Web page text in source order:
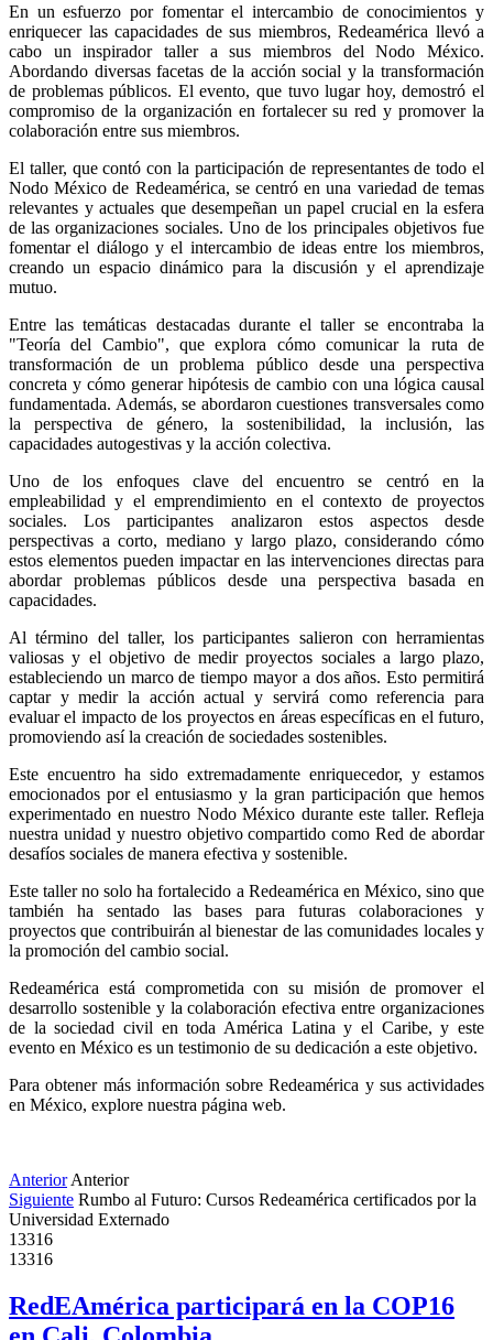
En un esfuerzo por fomentar el intercambio de conocimientos y
enriquecer las capacidades de sus miembros, Redeamérica llevó a
cabo un inspirador taller a sus miembros del Nodo México.
Abordando diversas facetas de la acción social y la transformación
de problemas públicos. El evento, que tuvo lugar hoy, demostró el
compromiso de la organización en fortalecer su red y promover la
colaboración entre sus miembros.
El taller, que contó con la participación de representantes de todo el
Nodo México de Redeamérica, se centró en una variedad de temas
relevantes y actuales que desempeñan un papel crucial en la esfera
de las organizaciones sociales. Uno de los principales objetivos fue
fomentar el diálogo y el intercambio de ideas entre los miembros,
creando un espacio dinámico para la discusión y el aprendizaje
mutuo.
Entre las temáticas destacadas durante el taller se encontraba la
"Teoría del Cambio", que explora cómo comunicar la ruta de
transformación de un problema público desde una perspectiva
concreta y cómo generar hipótesis de cambio con una lógica causal
fundamentada. Además, se abordaron cuestiones transversales como
la perspectiva de género, la sostenibilidad, la inclusión, las
capacidades autogestivas y la acción colectiva.
Uno de los enfoques clave del encuentro se centró en la
empleabilidad y el emprendimiento en el contexto de proyectos
sociales. Los participantes analizaron estos aspectos desde
perspectivas a corto, mediano y largo plazo, considerando cómo
estos elementos pueden impactar en las intervenciones directas para
abordar problemas públicos desde una perspectiva basada en
capacidades.
Al término del taller, los participantes salieron con herramientas
valiosas y el objetivo de medir proyectos sociales a largo plazo,
estableciendo un marco de tiempo mayor a dos años. Esto permitirá
captar y medir la acción actual y servirá como referencia para
evaluar el impacto de los proyectos en áreas específicas en el futuro,
promoviendo así la creación de sociedades sostenibles.
Este encuentro ha sido extremadamente enriquecedor, y estamos
emocionados por el entusiasmo y la gran participación que hemos
experimentado en nuestro Nodo México durante este taller. Refleja
nuestra unidad y nuestro objetivo compartido como Red de abordar
desafíos sociales de manera efectiva y sostenible.
Este taller no solo ha fortalecido a Redeamérica en México, sino que
también ha sentado las bases para futuras colaboraciones y
proyectos que contribuirán al bienestar de las comunidades locales y
la promoción del cambio social.
Redeamérica está comprometida con su misión de promover el
desarrollo sostenible y la colaboración efectiva entre organizaciones
de la sociedad civil en toda América Latina y el Caribe, y este
evento en México es un testimonio de su dedicación a este objetivo.
Para obtener más información sobre Redeamérica y sus actividades
en México, explore nuestra página web.
Anterior Anterior
Siguiente Rumbo al Futuro: Cursos Redeamérica certificados por la
Universidad Externado
13316
13316
RedEAmérica participará en la COP16